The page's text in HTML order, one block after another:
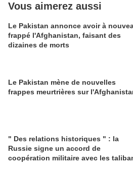
Vous aimerez aussi
Le Pakistan annonce avoir à
frappé l'Afghanistan, faisant des
dizaines de morts
Le Pakistan mène de nouvelles
frappes meurtrières sur
" Des relations historiques " : la
Russie signe un accord de
coopération militaire avec les